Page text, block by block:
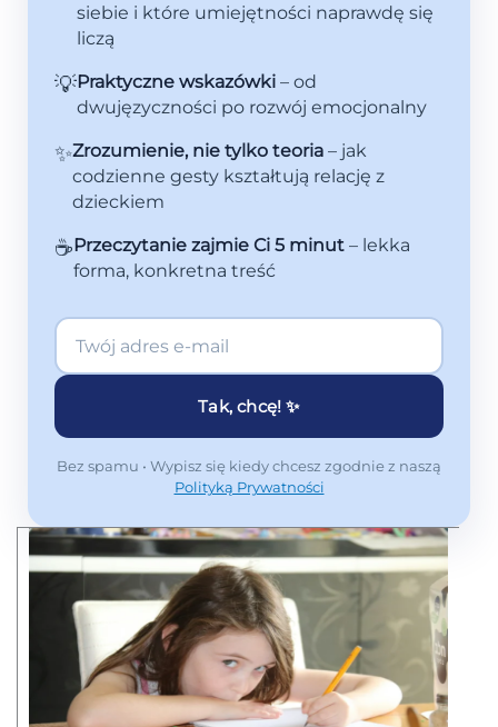
siebie i które umiejętności naprawdę się
liczą
💡Praktyczne wskazówki– od
dwujęzyczności po rozwój emocjonalny
✨Zrozumienie, nie tylko teoria– jak
codzienne gesty kształtują relację z
dzieckiem
☕Przeczytanie zajmie Ci 5 minut– lekka
forma, konkretna treść
Tak, chcę! ✨
Bez spamu • Wypisz się kiedy chcesz zgodnie z naszą
Polityką Prywatności